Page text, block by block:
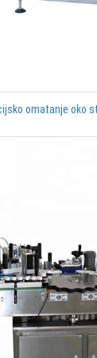
omatanje oko